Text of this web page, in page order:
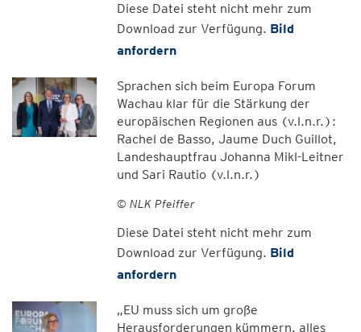
Diese Datei steht nicht mehr zum
Download zur Verfügung. Bild
anfordern
Sprachen sich beim Europa Forum
Wachau klar für die Stärkung der
europäischen Regionen aus (v.l.n.r.):
Rachel de Basso, Jaume Duch Guillot,
Landeshauptfrau Johanna Mikl-Leitner
und Sari Rautio (v.l.n.r.)
© NLK Pfeiffer
Diese Datei steht nicht mehr zum
Download zur Verfügung. Bild
anfordern
„EU muss sich um große
Herausforderungen kümmern, alles